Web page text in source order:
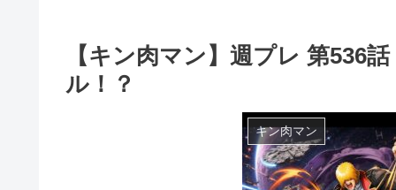
【キン肉マン】週プレ 第536
ル！？
キン肉マン